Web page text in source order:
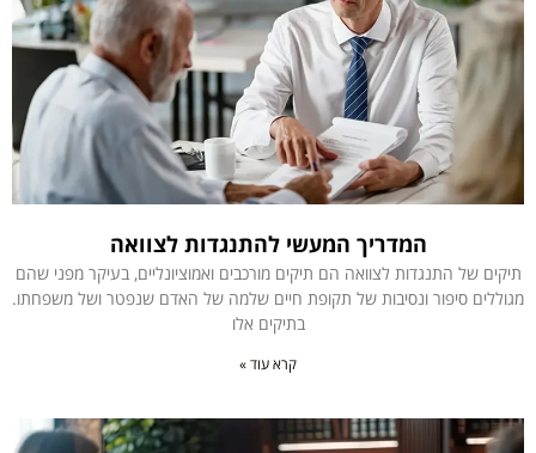
המדריך המעשי להתנגדות לצוואה
תיקים של התנגדות לצוואה הם תיקים מורכבים ואמוציונליים, בעיקר מפני שהם
מגוללים סיפור ונסיבות של תקופת חיים שלמה של האדם שנפטר ושל משפחתו.
בתיקים אלו
קרא עוד »